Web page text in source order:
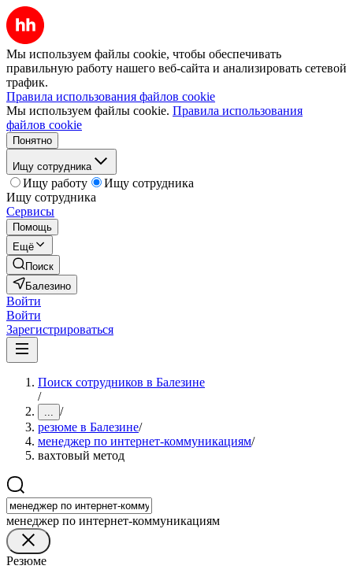
Мы используем файлы cookie, чтобы обеспечивать
правильную работу нашего веб-сайта и анализировать сетевой
трафик.
Правила использования файлов cookie
Мы используем файлы cookie. Правила использования
файлов cookie
Понятно
Ищу сотрудника
Ищу работу
Ищу сотрудника
Ищу сотрудника
Сервисы
Помощь
Ещё
Поиск
Балезино
Войти
Войти
Зарегистрироваться
Поиск сотрудников в Балезине
/
... /
резюме в Балезине/
менеджер по интернет-коммуникациям/
вахтовый метод
менеджер по интернет-коммуникациям
Резюме